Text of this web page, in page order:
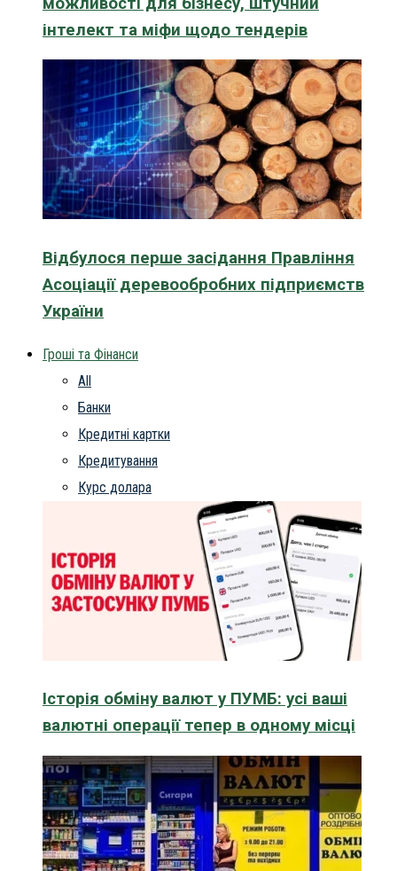
інтелект та міфи щодо тендерів
Відбулося перше засідання Правління
Асоціації деревообробних підприємств
України
Гроші та Фінанси
All
Банки
Кредитні картки
Кредитування
Курс долара
Історія обміну валют у ПУМБ: усі ваші
валютні операції тепер в одному місці